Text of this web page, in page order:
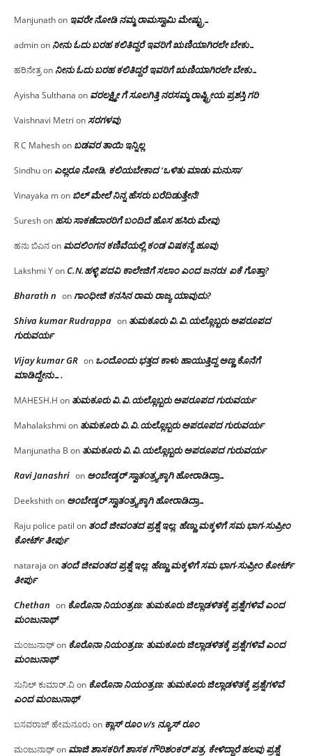
Manjunathon ಇವರೇ‌ ನೋಡಿ‌ ನಮ್ಮ‌ ರಾಮಸ್ವಾಮಿ ಮೇಷ್ಟ್ರು…
adminon ನೀನು ಓದು ಬರಹ ಕಲಿತಿದ್ದರೆ ಇವರಿಗೆ ಋಣಿಯಾಗಿರಲೇ ಬೇಕು…
ಹರಿನೇತ್ರon ನೀನು ಓದು ಬರಹ ಕಲಿತಿದ್ದರೆ ಇವರಿಗೆ ಋಣಿಯಾಗಿರಲೇ ಬೇಕು…
Ayisha Sulthana on ವರಲಕ್ಷ್ಮೀ ಗೆ ಸೂಲಗಿತ್ತಿ ನರಸಮ್ಮ‌ ರಾಷ್ಟ್ರೀಯ ಪ್ರಶಸ್ತಿ ಗರಿ
Vaishnavi Metri onಸರಗಳವು
R C Maheshon ಬಡವರ ತಾಯಿ ಇನ್ನಿಲ್ಲ
Sindhuon ಎಲ್ಲರೂ ನೋಡಿ, ಕಲಿಯಬೇಕಾದ ‘ಒಳಿತು ಮಾಡು ಮನುಸಾ’
Vinayaka mon ಬಿಲ್ ಮೇಲೆ ನಿನ್ನ ಹೆಸರು ಬರೆದಿಡುತ್ತೇನೆ!
Sureshon ಹಸು ಸಾಕಣೆದಾರರಿಗೆ ಬಂದಿದೆ ಹೊಸ ಹಸಿರು ಮೇವು
ಹನು ಬಿಎನon ಮದಲಿಂಗನ ಕಣಿವೆಯಲ್ಲಿ ಕಂಡ ವಿಷಕನ್ಯೆ ಹೂವು
Lakshmi YonC.N.ಹಳ್ಳಿ ಪದವಿ ಕಾಲೇಜಿಗೆ ಸಲಾಂ‌ ಎಂದ ಜನರು! ಏಕೆ ಗೊತ್ತಾ?
Bharath n onಗಾಂಧೀಜಿ ಕನಸಿನ ರಾಮ ರಾಜ್ಯ ಯಾವುದು?
Shiva kumar Rudrappa on ತುಮಕೂರು‌ ವಿ.ವಿ.ಯಲ್ಲೊಬ್ಬರು ಅಪರೂಪದ
ಗುರುವರ್ಯ
Vijay kumar GR on ಒಂದೊಂದು ಭತ್ತದ ಕಾಳು ಹಾಯುತ್ತಿದ್ದ ಅಣ್ಣ ಕೊನೆಗೆ
ಮಾಡಿದ್ದೇನು….
MAHESH.H on ತುಮಕೂರು‌ ವಿ.ವಿ.ಯಲ್ಲೊಬ್ಬರು ಅಪರೂಪದ ಗುರುವರ್ಯ
Mahalakshmi on ತುಮಕೂರು‌ ವಿ.ವಿ.ಯಲ್ಲೊಬ್ಬರು ಅಪರೂಪದ ಗುರುವರ್ಯ
Manjunatha B on ತುಮಕೂರು‌ ವಿ.ವಿ.ಯಲ್ಲೊಬ್ಬರು ಅಪರೂಪದ ಗುರುವರ್ಯ
Ravi Janashri on ಅಂಬೇಡ್ಕರ್ ಸ್ವಾತಂತ್ರ್ಯಕ್ಕಾಗಿ ಹೋರಾಡಿದ್ರಾ…
Deekshithon ಅಂಬೇಡ್ಕರ್ ಸ್ವಾತಂತ್ರ್ಯಕ್ಕಾಗಿ ಹೋರಾಡಿದ್ರಾ…
Raju police patil on ತಂದೆ ಜೀವಂತದ ಪ್ರಶ್ನೆ ಇಲ್ಲ: ಹೆಣ್ಣು ಮಕ್ಕಳಿಗೆ ಸಮ ಭಾಗ-ಸುಪ್ರೀಂ
ಕೋರ್ಟ್ ತೀರ್ಪು
nataraja on ತಂದೆ ಜೀವಂತದ ಪ್ರಶ್ನೆ ಇಲ್ಲ: ಹೆಣ್ಣು ಮಕ್ಕಳಿಗೆ ಸಮ ಭಾಗ-ಸುಪ್ರೀಂ ಕೋರ್ಟ್
ತೀರ್ಪು
Chethan on ಕೊರೊನಾ ನಿಯಂತ್ರಣ: ತುಮಕೂರು ಜಿಲ್ಲಾಡಳಿತಕ್ಕೆ ಪ್ರಶ್ನೆಗಳಿವೆ ಎಂದ
ಮಂಜು‌ನಾಥ್
ಮಂಜುನಾಥ್on ಕೊರೊನಾ ನಿಯಂತ್ರಣ: ತುಮಕೂರು ಜಿಲ್ಲಾಡಳಿತಕ್ಕೆ ಪ್ರಶ್ನೆಗಳಿವೆ ಎಂದ
ಮಂಜು‌ನಾಥ್
ಸುನಿಲ್ ಕುಮಾರ್.ವಿon ಕೊರೊನಾ ನಿಯಂತ್ರಣ: ತುಮಕೂರು ಜಿಲ್ಲಾಡಳಿತಕ್ಕೆ ಪ್ರಶ್ನೆಗಳಿವೆ
ಎಂದ ಮಂಜು‌ನಾಥ್
ಬಸವರಾಜ್ ಹೇಮನೂರುon ಕ್ಲಾಸ್ ರೂಂ v/s ನ್ಯೂಸ್ ರೂಂ
ಮಂಜುನಾಥ್on ಮಾಜಿ ಶಾಸಕರಿಗೆ ಶಾಸಕ ಗೌರಿಶಂಕರ್ ಪತ್ರ, ಕೇಳಿದ್ದಾರೆ ಹಲವು ಪ್ರಶ್ನೆ